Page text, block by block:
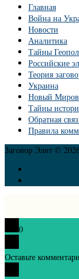
Главная
Война на
Новости
Аналитика
Тайны
Российские
Теория
Украина
Новый
Тайны
Обратная
Правила
Заговор Элит ©
0
Оставьте